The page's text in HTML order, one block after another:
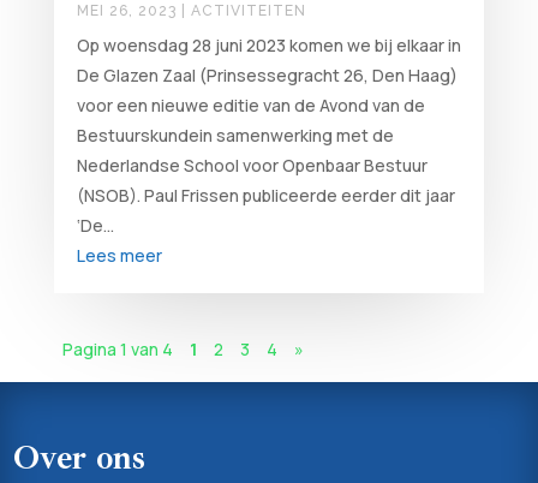
MEI 26, 2023 ACTIVITEITEN
Op woensdag 28 juni 2023 komen we bij elkaar in
De Glazen Zaal (Prinsessegracht 26, Den Haag)
voor een nieuwe editie van de Avond van de
Bestuurskundein samenwerking met de
Nederlandse School voor Openbaar Bestuur
(NSOB). Paul Frissen publiceerde eerder dit jaar
‘De...
Lees meer
Pagina 1 van 4 1 2 3 4 »
Over ons